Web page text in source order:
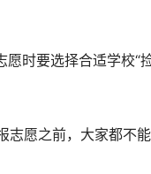
时要选择合适学校“
志愿之前，大家都不